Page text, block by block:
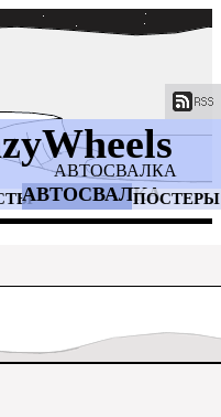
АВТОСВАЛКА
АВТОСВАЛКАПОСТЕРЫ